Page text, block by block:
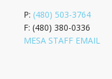
P: (480) 503-3764
F: (480) 380-0336
MESA STAFF EMAIL